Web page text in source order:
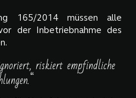
165/2014 müssen alle
der Inbetriebnahme des
riskiert empfindliche